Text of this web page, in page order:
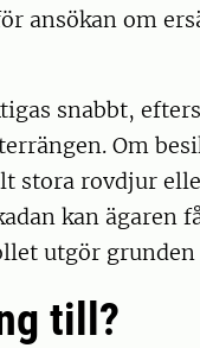
ansökan om
snabbt,
Om
stora rovdjur
kan ägaren
utgör
till?